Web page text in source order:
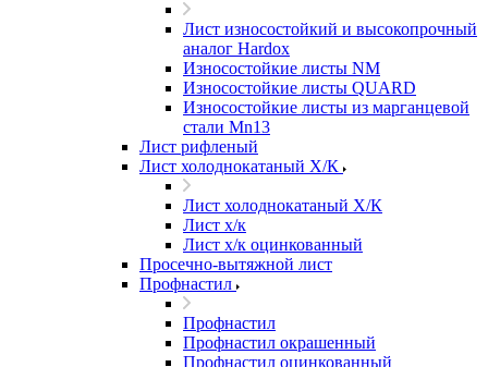
Лист износостойкий и высокопрочный
аналог Hardox
Износостойкие листы NM
Износостойкие листы QUARD
Износостойкие листы из марганцевой
стали Mn13
Лист рифленый
Лист холоднокатаный Х/К
Лист холоднокатаный Х/К
Лист х/к
Лист х/к оцинкованный
Просечно-вытяжной лист
Профнастил
Профнастил
Профнастил окрашенный
Профнастил оцинкованный